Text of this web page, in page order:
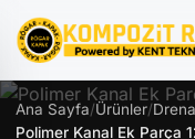
Ana Sayfa/Ürünler/
Polimer Kanal Ek Parça